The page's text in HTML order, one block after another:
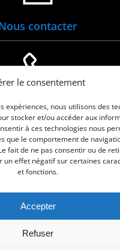
le consentement
expériences, nous utilisons des
stocker et/ou accéder aux
à ces technologies nous
que le comportement de
fait de ne pas consentir ou de
un effet négatif sur certaines
et fonctions.
Accepter
Refuser
contacter
04 66 88 01 05
de Le Cailar. Service